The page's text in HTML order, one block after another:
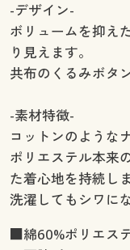
-デザイン-
ボリュームを抑え
り見えます。
共布のくるみボタ
-素材特徴-
コットンのような
ポリエステル本来
た着心地を持続しま
洗濯してもシワに
■綿60%ポリエス